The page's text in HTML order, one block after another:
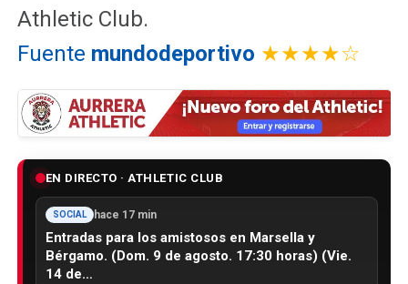
Athletic Club.
Fuente mundodeportivo ★★★★☆
EN DIRECTO · ATHLETIC CLUB
SOCIAL hace 17 min
Entradas para los amistosos en Marsella y
Bérgamo. (Dom. 9 de agosto. 17:30 horas) (Vie.
14 de…